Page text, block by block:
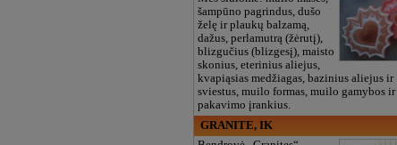
šampūno pagrindus, dušo
želę ir plaukų balzamą,
dažus, perlamutrą (žėrutį),
blizgučius (blizgesį), maisto
skonius, eterinius aliejus,
kvapiąsias medžiagas, bazinius aliejus ir
sviestus, muilo formas, muilo gamybos ir
pakavimo įrankius.
GRANITE, IK